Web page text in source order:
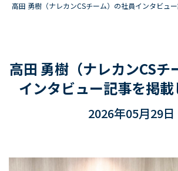
高田 勇樹（ナレカンCSチーム）の社員インタビュ
高田 勇樹（ナレカンCSチ
インタビュー記事を掲載
2026年05月29日